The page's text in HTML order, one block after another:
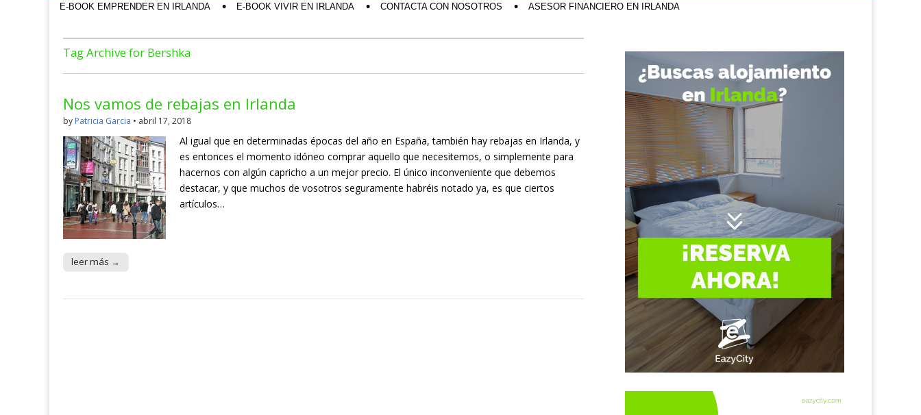
E-BOOK EMPRENDER EN IRLANDA E-BOOK VIVIR EN IRLANDA CONTACTA CON NOSOTROS ASESOR FINANCIERO EN IRLANDA
Tag Archive for Bershka
Nos vamos de rebajas en Irlanda
by Patricia Garcia • abril 17, 2018
Al igual que en determinadas épocas del año en España, también hay rebajas en Irlanda, y
es entonces el momento idóneo comprar aquello que necesitemos, o simplemente para
hacernos con algún capricho a un mejor precio. El único inconveniente que debemos
destacar, y que muchos de vosotros seguramente habréis notado ya, es que ciertos
artículos…
leer más →